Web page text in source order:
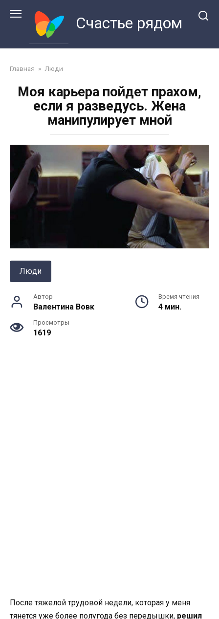
Счастье рядом
Главная » Люди
Моя карьера пойдет прахом,
если я разведусь. Жена
манипулирует мной
Люди
Автор
Валентина Вовк
Время чтения
4 мин.
Просмотры
1619
После тяжелой трудовой недели, которая у меня
тянется уже более полугода без передышки, решил